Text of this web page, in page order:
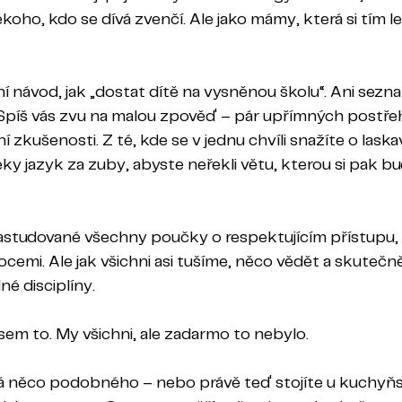
kdo se dívá zvenčí. Ale jako mámy, která si tím
návod, jak „dostat dítě na vysněnou školu“. Ani
vás zvu na malou zpověď – pár upřímných
zkušenosti. Z té, kde se v jednu chvíli snažíte o
jazyk za zuby, abyste neřekli větu, kterou si pak
všechny poučky o respektujícím
Ale jak všichni asi tušíme, něco vědět a
disciplíny.
to. My všichni, ale zadarmo to nebylo.
něco podobného – nebo právě teď stojíte u